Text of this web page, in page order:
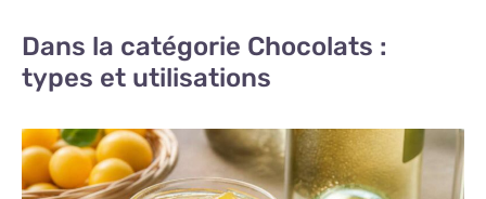
Dans la catégorie Chocolats :
types et utilisations